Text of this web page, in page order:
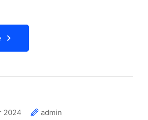
2024
admin